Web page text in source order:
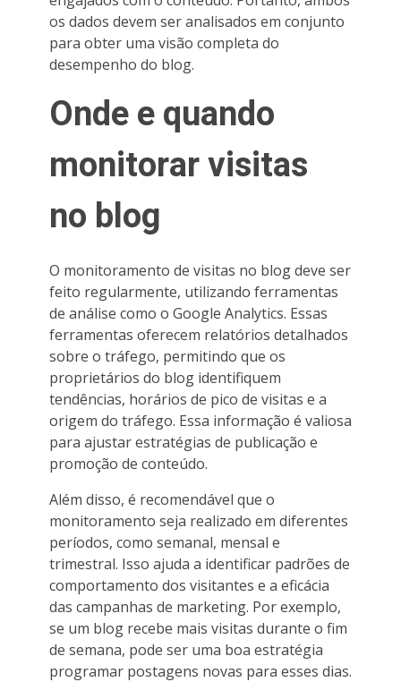
os dados devem ser analisados em conjunto
para obter uma visão completa do
desempenho do blog.
Onde e quando
monitorar visitas
no blog
O monitoramento de visitas no blog deve ser
feito regularmente, utilizando ferramentas
de análise como o Google Analytics. Essas
ferramentas oferecem relatórios detalhados
sobre o tráfego, permitindo que os
proprietários do blog identifiquem
tendências, horários de pico de visitas e a
origem do tráfego. Essa informação é valiosa
para ajustar estratégias de publicação e
promoção de conteúdo.
Além disso, é recomendável que o
monitoramento seja realizado em diferentes
períodos, como semanal, mensal e
trimestral. Isso ajuda a identificar padrões de
comportamento dos visitantes e a eficácia
das campanhas de marketing. Por exemplo,
se um blog recebe mais visitas durante o fim
de semana, pode ser uma boa estratégia
programar postagens novas para esses dias.